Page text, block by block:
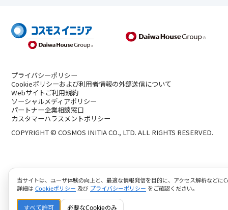
プライバシーポリシー
Cookieポリシーおよび利用者情報の外部送信について
Webサイトご利用規約
ソーシャルメディアポリシー
パートナー企業相談窓口
カスタマーハラスメントポリシー
COPYRIGHT © COSMOS INITIA CO., LTD. ALL RIGHTS RESERVED.
当サイトは、ユーザ体験の向上と、最適な情報発信を目的に、アクセス解析などに
詳細は Cookieポリシー 及び プライバシーポリシー をご確認ください。
すべて許可 必要なCookieのみ